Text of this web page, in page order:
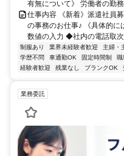
有無について》 労働者の勤務
仕事内容 《新着》派遣社員
の事務のお仕事♪ 《具体的
数値の入力 ◆社内の電話取
制服あり 業界未経験者歓迎 主婦・
学歴不問
車通勤OK 固定時間制 職
経験者歓迎
残業なし ブランクOK
業務委託